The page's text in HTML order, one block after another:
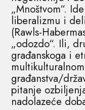
„Mnoštvom“.
liberalizmu i
(Rawls-
„odozdo“. Ili,
građanskoga i
građanstva/
pitanje
nadolazeće